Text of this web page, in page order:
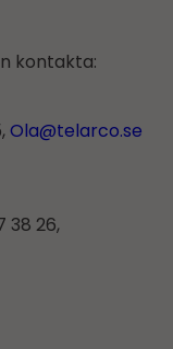
kontakta:
Ola@telarco.se
38 26,